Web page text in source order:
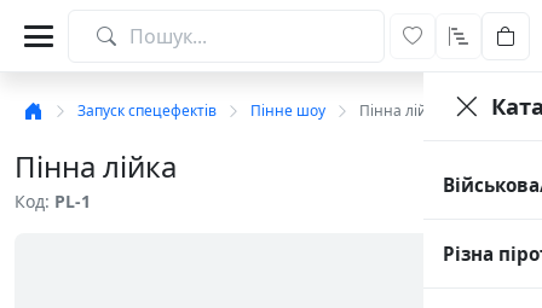
Різна
Запуск спецефектів Пінне шоу Пінна лійка
Пінна лійка
Код: PL-1